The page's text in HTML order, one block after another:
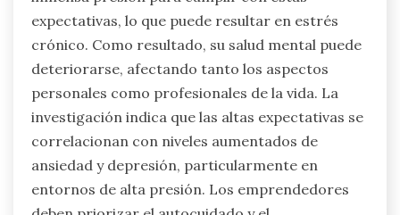
expectativas al bienestar mental?
Las altas expectativas pueden perjudicar
significativamente el bienestar mental, llevando
a la ansiedad, el agotamiento y el aislamiento.
Los emprendedores a menudo sienten una
inmensa presión para cumplir con estas
expectativas, lo que puede resultar en estrés
crónico. Como resultado, su salud mental puede